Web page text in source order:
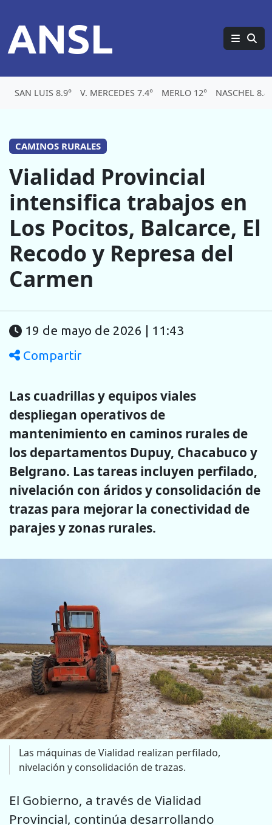
ANSL
SAN LUIS 8.9° V. MERCEDES 7.4° MERLO 12° NASCHEL 8.8°
CAMINOS RURALES
Vialidad Provincial
intensifica trabajos en
Los Pocitos, Balcarce, El
Recodo y Represa del
Carmen
19 de mayo de 2026 | 11:43
Compartir
Las cuadrillas y equipos viales
despliegan operativos de
mantenimiento en caminos rurales de
los departamentos Dupuy, Chacabuco y
Belgrano. Las tareas incluyen perfilado,
nivelación con áridos y consolidación de
trazas para mejorar la conectividad de
parajes y zonas rurales.
Las máquinas de Vialidad realizan perfilado,
nivelación y consolidación de trazas.
El Gobierno, a través de Vialidad
Provincial, continúa desarrollando